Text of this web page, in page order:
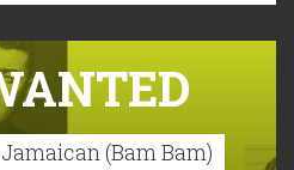
(Bam Bam)